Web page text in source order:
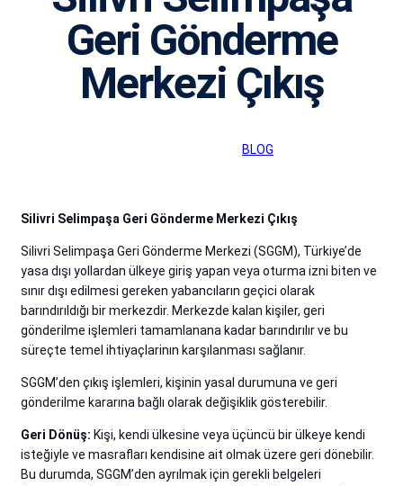
Geri Gönderme
Merkezi Çıkış
BLOG
Silivri Selimpaşa Geri Gönderme Merkezi Çıkış
Silivri Selimpaşa Geri Gönderme Merkezi (SGGM), Türkiye’de
yasa dışı yollardan ülkeye giriş yapan veya oturma izni biten ve
sınır dışı edilmesi gereken yabancıların geçici olarak
barındırıldığı bir merkezdir. Merkezde kalan kişiler, geri
gönderilme işlemleri tamamlanana kadar barındırılır ve bu
süreçte temel ihtiyaçlarinın karşılanması sağlanır.
SGGM’den çıkış işlemleri, kişinin yasal durumuna ve geri
gönderilme kararına bağlı olarak değişiklik gösterebilir.
Geri Dönüş: Kişi, kendi ülkesine veya üçüncü bir ülkeye kendi
isteğiyle ve masrafları kendisine ait olmak üzere geri dönebilir.
Bu durumda, SGGM’den ayrılmak için gerekli belgeleri